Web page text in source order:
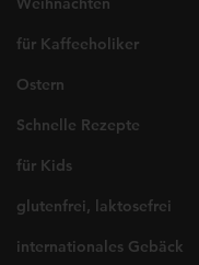
für Kaffeeholiker
Ostern
Schnelle Rezepte
für Kids
glutenfrei, laktosefrei
internationales Gebäck